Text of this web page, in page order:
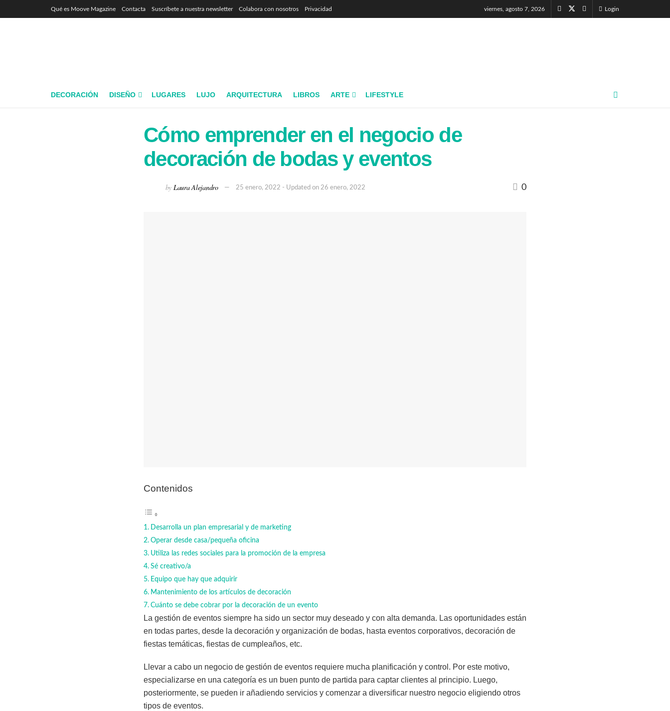
Qué es Moove Magazine Contacta Suscríbete a nuestra newsletter Colabora con nosotros Privacidad viernes, agosto 7, 2026 Login
DECORACIÓN DISEÑO LUGARES LUJO ARQUITECTURA LIBROS ARTE LIFESTYLE
Cómo emprender en el negocio de
decoración de bodas y eventos
by Laura Alejandro 25 enero, 2022 - Updated on 26 enero, 2022 0
Contenidos
Desarrolla un plan empresarial y de marketing
Operar desde casa/pequeña oficina
Utiliza las redes sociales para la promoción de la empresa
Sé creativo/a
Equipo que hay que adquirir
Mantenimiento de los artículos de decoración
Cuánto se debe cobrar por la decoración de un evento
La gestión de eventos siempre ha sido un sector muy deseado y con alta demanda. Las oportunidades están
en todas partes, desde la decoración y organización de bodas, hasta eventos corporativos, decoración de
fiestas temáticas, fiestas de cumpleaños, etc.
Llevar a cabo un negocio de gestión de eventos requiere mucha planificación y control. Por este motivo,
especializarse en una categoría es un buen punto de partida para captar clientes al principio. Luego,
posteriormente, se pueden ir añadiendo servicios y comenzar a diversificar nuestro negocio eligiendo otros
tipos de eventos.